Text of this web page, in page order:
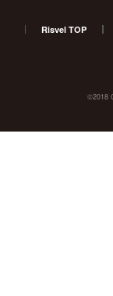
Risvel TOP
©2018